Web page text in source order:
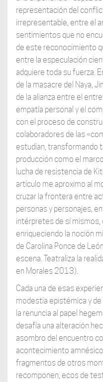
representación del
irrepresentable, entre el
sentimientos que no
de este reconocimiento
entre la especulación
adquiere toda su fuerza.
de la masacre del Naya,
de la alianza entre el
empatía personal y el
con el proceso de
colaboradores de las
estudian, transformando
producción como el
lucha de resistencia de
artículo me aproximo al
cruzar la frontera entre
personas y personajes,
intérpretes de sí mismos,
enriqueciendo la noción
de Carolina Ponce de
escena. Teatraliza la
en Morales 2013).
Cada una de esas
modestia epistémica y de
la renuncia al papel
desafía una alteración
asombro del encuentro
acontecimiento
fragmentos de otros
recomponen, ecos de